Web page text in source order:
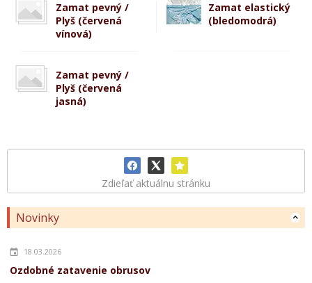
Zamat pevný /
Plyš (červená
vínová)
Zamat elastický
(bledomodrá)
Zamat pevný /
Plyš (červená
jasná)
Zdieľať aktuálnu stránku
Novinky
18.03.2026
Ozdobné zatavenie obrusov